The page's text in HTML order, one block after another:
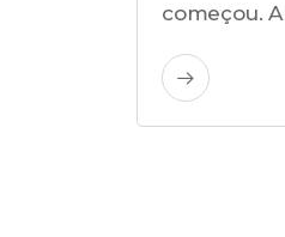
começou. A